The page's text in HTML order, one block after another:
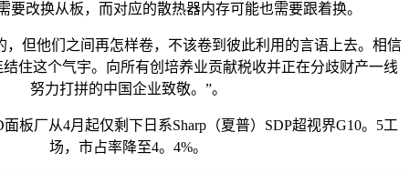
要改换从板，而对应的散热器内存可能也需要跟着换。
他们之间再怎样卷，不该卷到彼此利用的言语上去。相信
住这个气宇。向所有创培养业贡献税收并正在分歧财产一线
努力打拼的中国企业致敬。”。
厂从4月起仅剩下日系Sharp（夏普）SDP超视界G10。5工
场，市占率降至4。4%。